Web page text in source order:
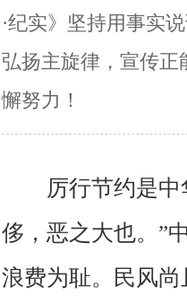
·纪实》坚持用事实
弘扬主旋律，宣传
懈努力！
厉行节约是中
侈，恶之大也。”
浪费为耻。民风